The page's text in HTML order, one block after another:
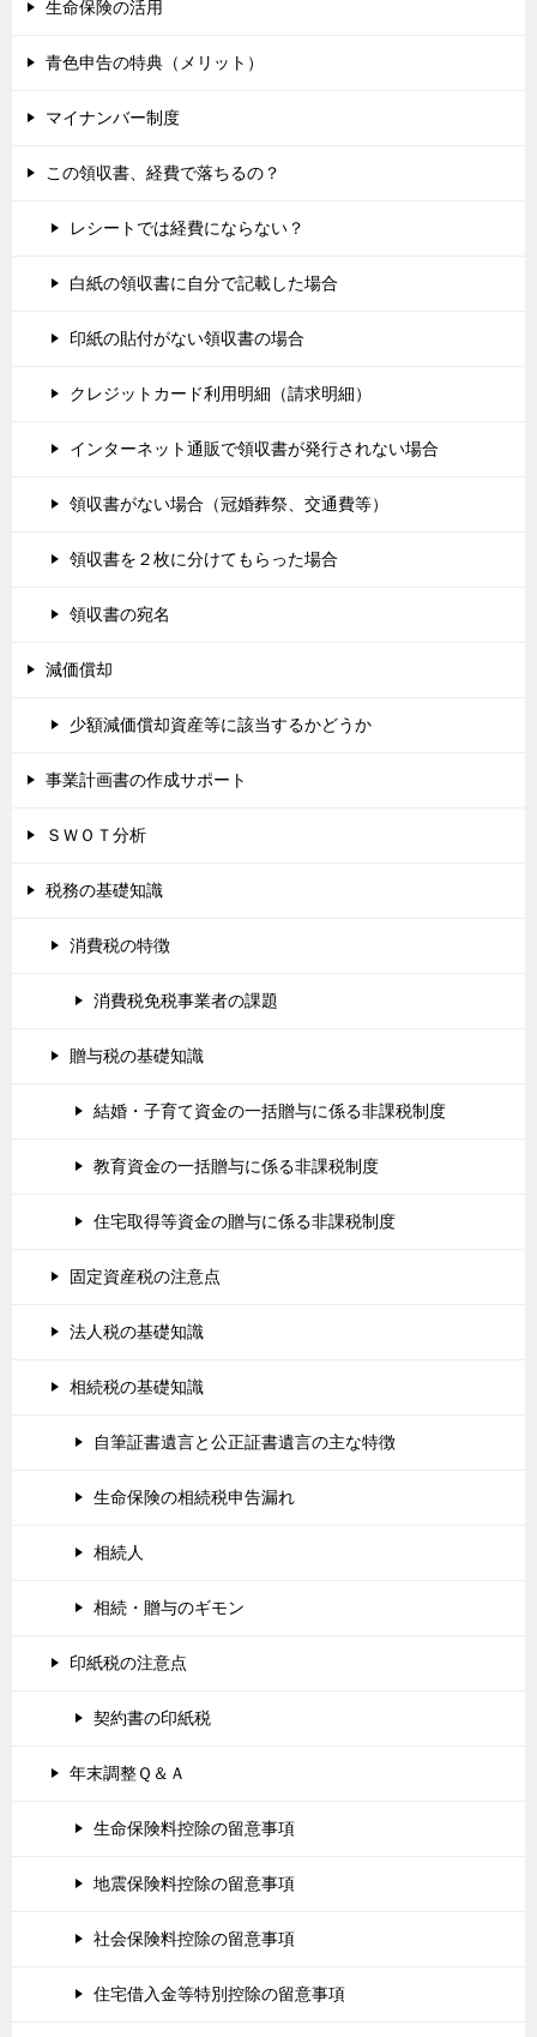
生命保険の活用
青色申告の特典（メリット）
マイナンバー制度
この領収書、経費で落ちるの？
レシートでは経費にならない？
白紙の領収書に自分で記載した場合
印紙の貼付がない領収書の場合
クレジットカード利用明細（請求明細）
インターネット通販で領収書が発行されない場合
領収書がない場合（冠婚葬祭、交通費等）
領収書を２枚に分けてもらった場合
領収書の宛名
減価償却
少額減価償却資産等に該当するかどうか
事業計画書の作成サポート
ＳＷＯＴ分析
税務の基礎知識
消費税の特徴
消費税免税事業者の課題
贈与税の基礎知識
結婚・子育て資金の一括贈与に係る非課税制度
教育資金の一括贈与に係る非課税制度
住宅取得等資金の贈与に係る非課税制度
固定資産税の注意点
法人税の基礎知識
相続税の基礎知識
自筆証書遺言と公正証書遺言の主な特徴
生命保険の相続税申告漏れ
相続人
相続・贈与のギモン
印紙税の注意点
契約書の印紙税
年末調整Ｑ＆Ａ
生命保険料控除の留意事項
地震保険料控除の留意事項
社会保険料控除の留意事項
住宅借入金等特別控除の留意事項